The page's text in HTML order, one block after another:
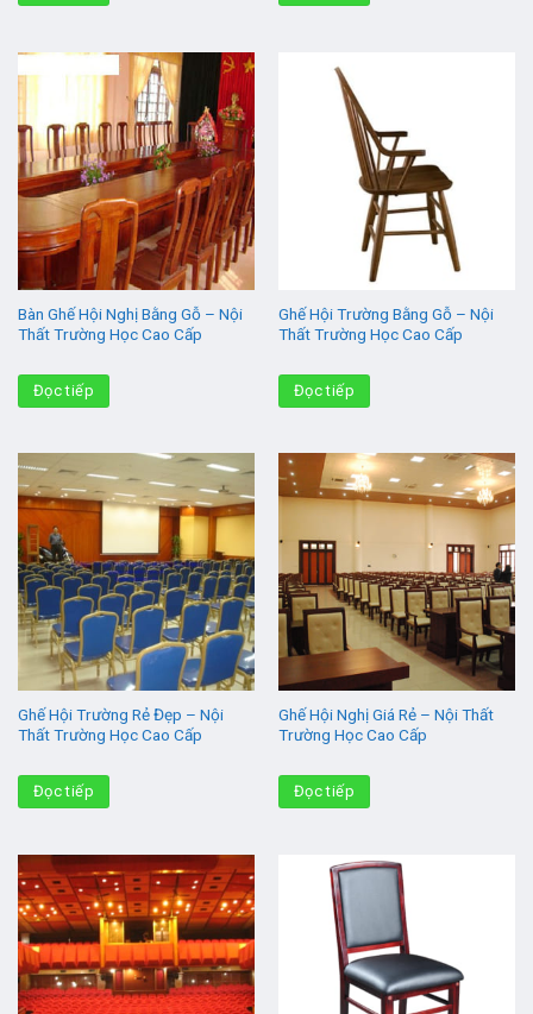
Bàn Ghế Hội Nghị Bằng Gỗ – Nội
Thất Trường Học Cao Cấp
Đọc tiếp
Ghế Hội Trường Bằng Gỗ – Nội
Thất Trường Học Cao Cấp
Đọc tiếp
Ghế Hội Trường Rẻ Đẹp – Nội
Thất Trường Học Cao Cấp
Đọc tiếp
Ghế Hội Nghị Giá Rẻ – Nội Thất
Trường Học Cao Cấp
Đọc tiếp